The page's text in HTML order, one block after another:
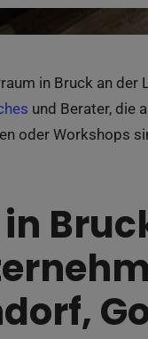
in Bruck an
und Berater, die
oder Workshops